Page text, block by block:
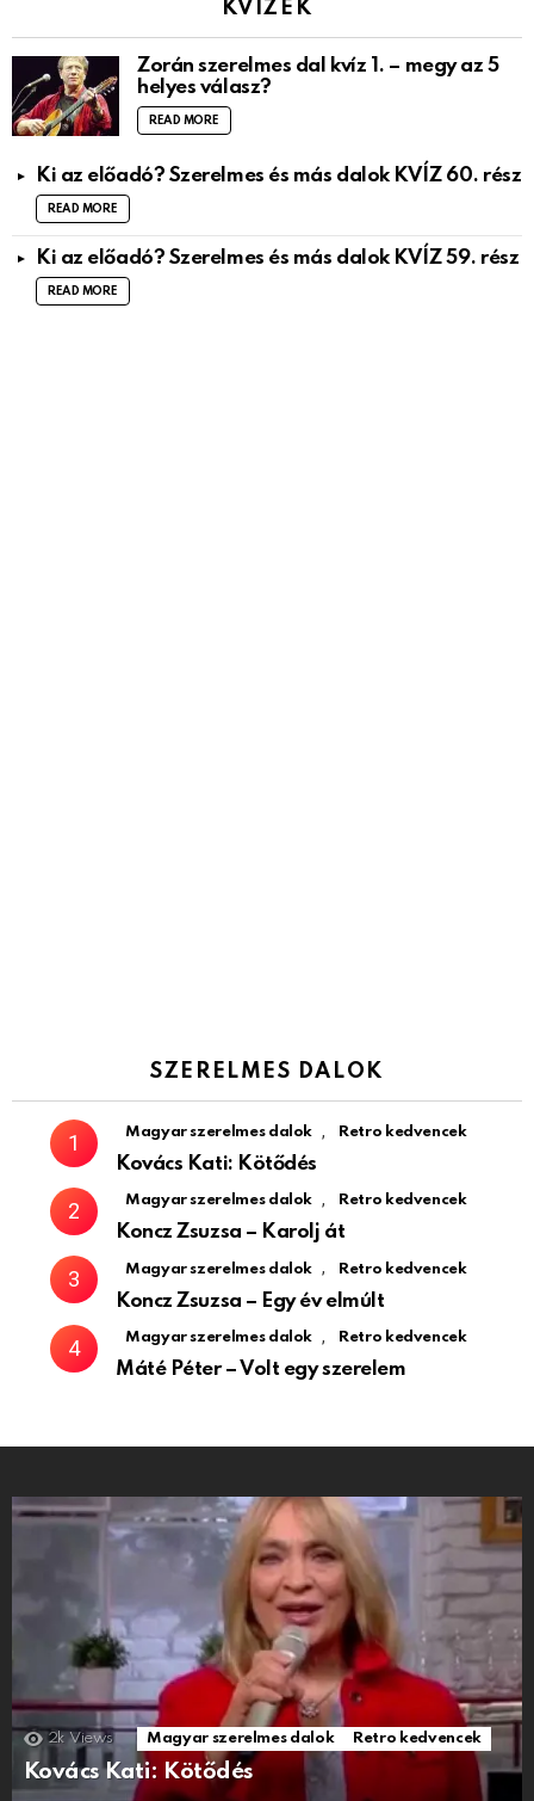
KVÍZEK
Zorán szerelmes dal kvíz 1. – megy az 5
helyes válasz?
READ MORE
Ki az előadó? Szerelmes és más dalok KVÍZ 60. rész
READ MORE
Ki az előadó? Szerelmes és más dalok KVÍZ 59. rész
READ MORE
SZERELMES DALOK
Magyar szerelmes dalok , Retro kedvencek
Kovács Kati: Kötődés
Magyar szerelmes dalok , Retro kedvencek
Koncz Zsuzsa – Karolj át
Magyar szerelmes dalok , Retro kedvencek
Koncz Zsuzsa – Egy év elmúlt
Magyar szerelmes dalok , Retro kedvencek
Máté Péter – Volt egy szerelem
2k Views Magyar szerelmes dalok Retro kedvencek
Kovács Kati: Kötődés